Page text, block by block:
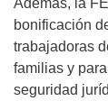
bonificación
trabajadoras
familias y
seguridad